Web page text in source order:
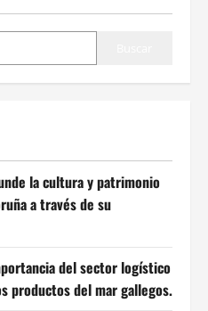
la cultura y patrimonio
a través de su
del sector logístico
productos del mar gallegos.